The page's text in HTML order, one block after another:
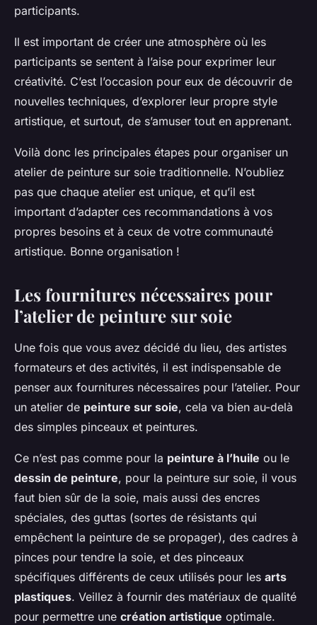
participants.
Il est important de créer une atmosphère où les
participants se sentent à l’aise pour exprimer leur
créativité. C’est l’occasion pour eux de découvrir de
nouvelles techniques, d’explorer leur propre style
artistique, et surtout, de s’amuser tout en apprenant.
Voilà donc les principales étapes pour organiser un
atelier de peinture sur soie traditionnelle. N’oubliez
pas que chaque atelier est unique, et qu’il est
important d’adapter ces recommandations à vos
propres besoins et à ceux de votre communauté
artistique. Bonne organisation !
Les fournitures nécessaires pour
l’atelier de peinture sur soie
Une fois que vous avez décidé du lieu, des artistes
formateurs et des activités, il est indispensable de
penser aux fournitures nécessaires pour l’atelier. Pour
un atelier de peinture sur soie, cela va bien au-delà
des simples pinceaux et peintures.
Ce n’est pas comme pour la peinture à l’huile ou le
dessin de peinture, pour la peinture sur soie, il vous
faut bien sûr de la soie, mais aussi des encres
spéciales, des guttas (sortes de résistants qui
empêchent la peinture de se propager), des cadres à
pinces pour tendre la soie, et des pinceaux
spécifiques différents de ceux utilisés pour les arts
plastiques. Veillez à fournir des matériaux de qualité
pour permettre une création artistique optimale.